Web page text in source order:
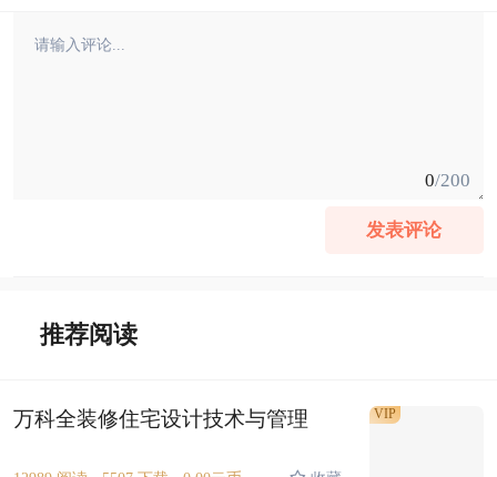
0/200
发表评论
推荐阅读
万科全装修住宅设计技术与管理 VIP